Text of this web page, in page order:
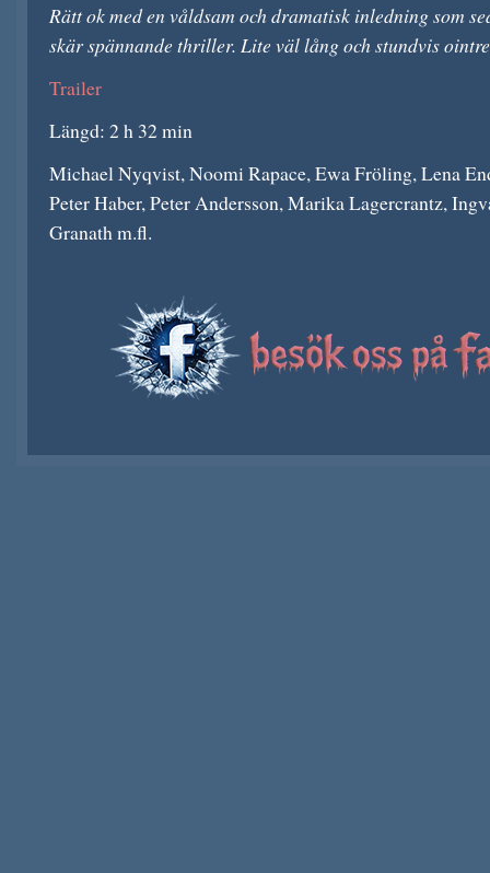
Rätt ok med en våldsam och dramatisk inledning som
skär spännande thriller. Lite väl lång och stundvis
Trailer
Längd: 2 h 32 min
Michael Nyqvist, Noomi Rapace, Ewa Fröling, Lena
Peter Haber, Peter Andersson, Marika Lagercrantz,
Granath m.fl.